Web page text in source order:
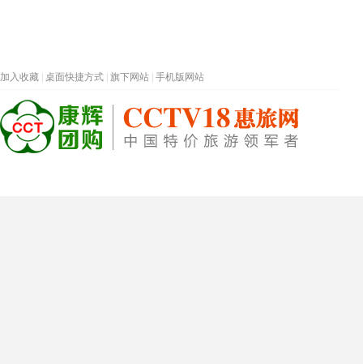
加入收藏 桌面快捷方式 旗下网站 手机版网站